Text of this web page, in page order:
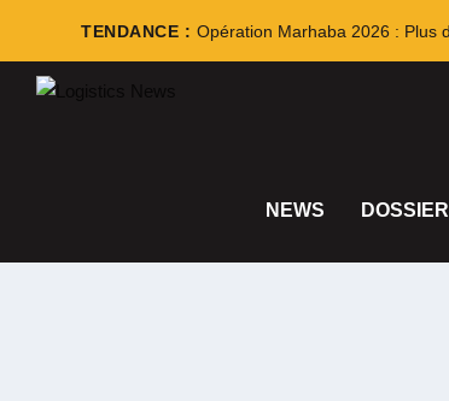
TENDANCE : Opération Marhaba 2026 : Plus
NEWS DOSSIER